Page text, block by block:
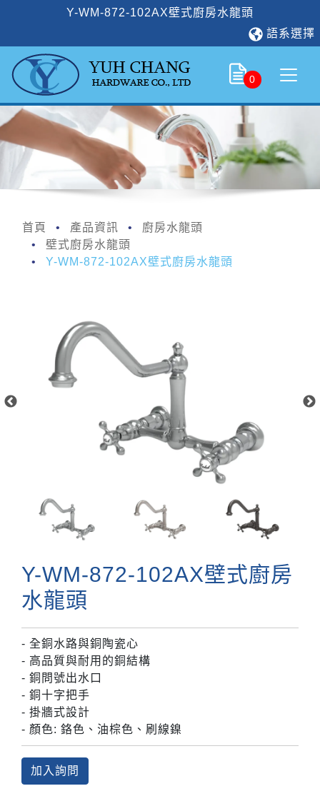
Y-WM-872-102AX壁式廚房水龍頭
語系選擇
0
首頁 產品資訊
廚房水龍頭
壁式廚房水龍頭
Y-WM-872-102AX壁式廚房水龍頭
Y-WM-872-102AX壁式廚房
水龍頭
- 全銅水路與銅陶瓷心
- 高品質與耐用的銅結構
- 銅問號出水口
- 銅十字把手
- 掛牆式設計
- 顏色: 鉻色、油棕色、刷線鎳
加入詢問